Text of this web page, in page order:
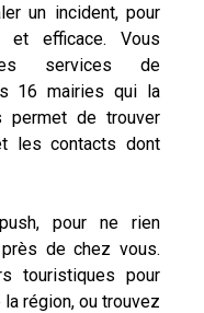
un incident, pour
et efficace. Vous
services de
16 mairies qui la
permet de trouver
les contacts dont
pour ne rien
de chez vous.
touristiques pour
région, ou trouvez